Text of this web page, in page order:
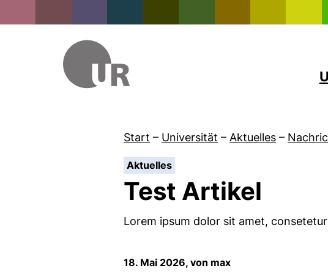
Start – Universität – Aktuelles –
Aktuelles:
Test Artikel
Lorem ipsum dolor sit amet,
18. Mai 2026, von max